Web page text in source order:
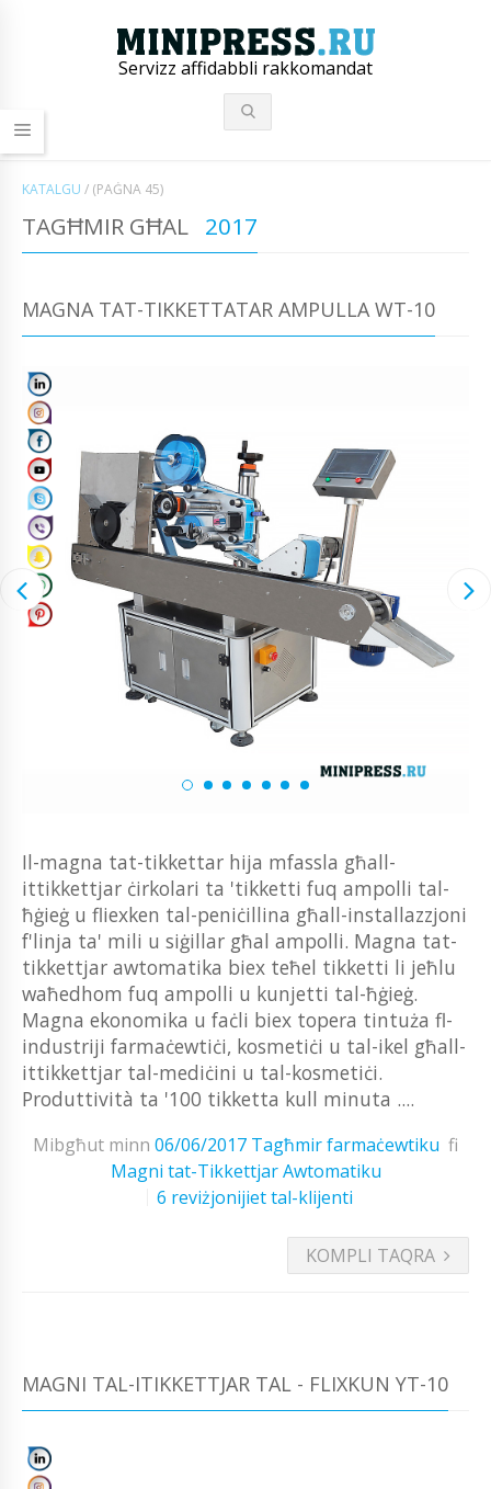
Servizz affidabbli rakkomandat
KATALGU / (PAĠNA 45)
TAGĦMIR GĦAL 2017
MAGNA TAT-TIKKETTATAR AMPULLA WT-10
Il-magna tat-tikkettar hija mfassla għall-
ittikkettjar ċirkolari ta 'tikketti fuq ampolli tal-
ħġieġ u fliexken tal-peniċillina għall-installazzjoni
f'linja ta' mili u siġillar għal ampolli. Magna tat-
tikkettjar awtomatika biex teħel tikketti li jeħlu
waħedhom fuq ampolli u kunjetti tal-ħġieġ.
Magna ekonomika u faċli biex topera tintuża fl-
industriji farmaċewtiċi, kosmetiċi u tal-ikel għall-
ittikkettjar tal-mediċini u tal-kosmetiċi.
Produttività ta '100 tikketta kull minuta ....
Mibgħut minn 06/06/2017 Tagħmir farmaċewtiku fi
Magni tat-Tikkettjar Awtomatiku
6 reviżjonijiet tal-klijenti
KOMPLI TAQRA
MAGNI TAL-ITIKKETTJAR TAL - FLIXKUN YT-10